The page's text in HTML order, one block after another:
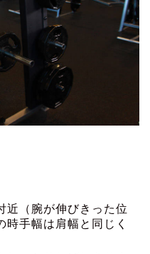
近（腕が伸びきった位
手幅は肩幅と同じく